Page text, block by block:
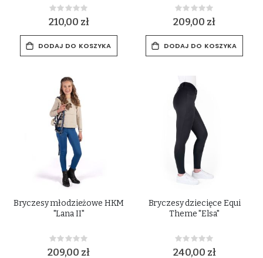
Rating:
0%
210,00 zł
DODAJ DO KOSZYKA
Rating:
0%
209,00 zł
DODAJ DO KOSZYKA
Bryczesy młodzieżowe HKM
"Lana II"
Rating:
0%
209,00 zł
Bryczesy dziecięce Equi
Theme "Elsa"
Rating:
0%
240,00 zł